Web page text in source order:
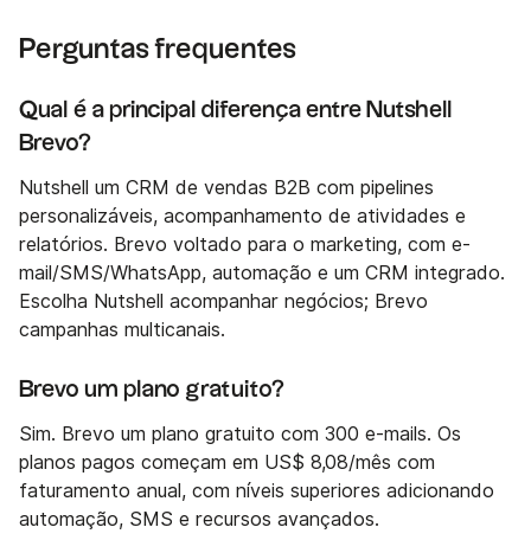
Perguntas frequentes
Qual é a principal diferença entre Nutshell
Brevo?
Nutshell um CRM de vendas B2B com pipelines
personalizáveis, acompanhamento de atividades e
relatórios. Brevo voltado para o marketing, com e-
mail/SMS/WhatsApp, automação e um CRM integrado.
Escolha Nutshell acompanhar negócios; Brevo
campanhas multicanais.
Brevo um plano gratuito?
Sim. Brevo um plano gratuito com 300 e-mails. Os
planos pagos começam em US$ 8,08/mês com
faturamento anual, com níveis superiores adicionando
automação, SMS e recursos avançados.